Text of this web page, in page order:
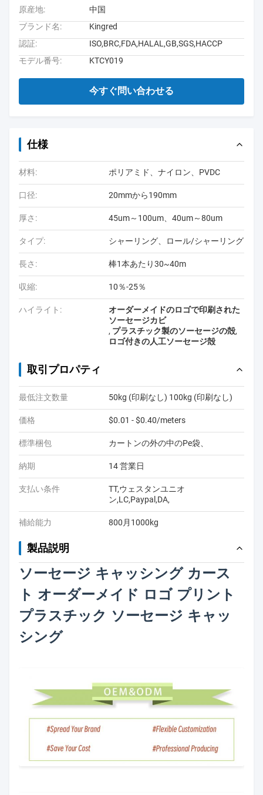
原産地:
中国
ブランド名:
Kingred
認証:
ISO,BRC,FDA,HALAL,GB,SGS,HACCP
モデル番号:
KTCY019
今すぐ問い合わせる
仕様
材料: ポリアミド、ナイロン、PVDC
口径: 20mmから190mm
厚さ: 45um～100um、40um～80um
タイプ: シャーリング、ロール/シャーリング
長さ: 棒1本あたり30~40m
収縮: 10％-25％
ハイライト:
オーダーメイドのロゴで印刷された
ソーセージカビ
, プラスチック製のソーセージの殻,
ロゴ付きの人工ソーセージ殻
取引プロパティ
最低注文数量 50kg (印刷なし) 100kg (印刷なし)
価格 $0.01 - $0.40/meters
標準梱包 カートンの外の中のPe袋、
納期 14 営業日
支払い条件
TT,ウェスタンユニオ
ン,LC,Paypal,DA,
補給能力 800月1000kg
製品説明
ソーセージ キャッシング カース
ト オーダーメイド ロゴ プリント
プラスチック ソーセージ キャッ
シング